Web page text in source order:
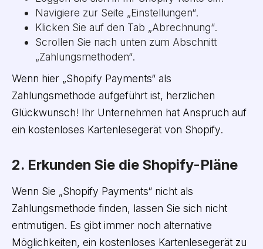
Navigiere zur Seite „Einstellungen“.
Klicken Sie auf den Tab „Abrechnung“.
Scrollen Sie nach unten zum Abschnitt
„Zahlungsmethoden“.
Wenn hier „Shopify Payments“ als
Zahlungsmethode aufgeführt ist, herzlichen
Glückwunsch! Ihr Unternehmen hat Anspruch auf
ein kostenloses Kartenlesegerät von Shopify.
2. Erkunden Sie die Shopify-Pläne
Wenn Sie „Shopify Payments“ nicht als
Zahlungsmethode finden, lassen Sie sich nicht
entmutigen. Es gibt immer noch alternative
Möglichkeiten, ein kostenloses Kartenlesegerät zu